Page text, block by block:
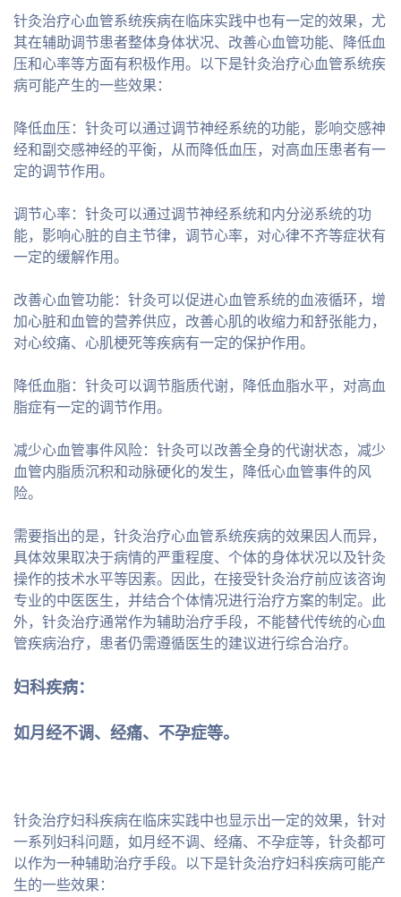
针灸治疗心血管系统疾病在临床实践中也有一定的效果，尤
其在辅助调节患者整体身体状况、改善心血管功能、降低血
压和心率等方面有积极作用。以下是针灸治疗心血管系统疾
病可能产生的一些效果：
降低血压：针灸可以通过调节神经系统的功能，影响交感神
经和副交感神经的平衡，从而降低血压，对高血压患者有一
定的调节作用。
调节心率：针灸可以通过调节神经系统和内分泌系统的功
能，影响心脏的自主节律，调节心率，对心律不齐等症状有
一定的缓解作用。
改善心血管功能：针灸可以促进心血管系统的血液循环，增
加心脏和血管的营养供应，改善心肌的收缩力和舒张能力，
对心绞痛、心肌梗死等疾病有一定的保护作用。
降低血脂：针灸可以调节脂质代谢，降低血脂水平，对高血
脂症有一定的调节作用。
减少心血管事件风险：针灸可以改善全身的代谢状态，减少
血管内脂质沉积和动脉硬化的发生，降低心血管事件的风
险。
需要指出的是，针灸治疗心血管系统疾病的效果因人而异，
具体效果取决于病情的严重程度、个体的身体状况以及针灸
操作的技术水平等因素。因此，在接受针灸治疗前应该咨询
专业的中医医生，并结合个体情况进行治疗方案的制定。此
外，针灸治疗通常作为辅助治疗手段，不能替代传统的心血
管疾病治疗，患者仍需遵循医生的建议进行综合治疗。
妇科疾病：
如月经不调、经痛、不孕症等。
针灸治疗妇科疾病在临床实践中也显示出一定的效果，针对
一系列妇科问题，如月经不调、经痛、不孕症等，针灸都可
以作为一种辅助治疗手段。以下是针灸治疗妇科疾病可能产
生的一些效果：